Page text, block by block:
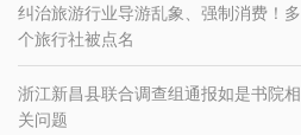
纠治旅游行业导游乱象、强制消费！多
个旅行社被点名
浙江新昌县联合调查组通报如是书院相
关问题